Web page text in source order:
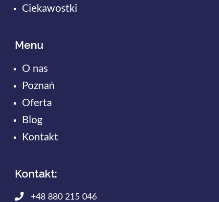
Ciekawostki
Menu
O nas
Poznań
Oferta
Blog
Kontakt
Kontakt:
+48 880 215 046